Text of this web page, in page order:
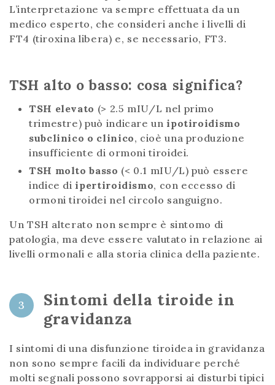
L’interpretazione va sempre effettuata da un
medico esperto, che consideri anche i livelli di
FT4 (tiroxina libera) e, se necessario, FT3.
TSH alto o basso: cosa significa?
TSH elevato (> 2.5 mIU/L nel primo
trimestre) può indicare un ipotiroidismo
subclinico o clinico, cioè una produzione
insufficiente di ormoni tiroidei.
TSH molto basso (< 0.1 mIU/L) può essere
indice di ipertiroidismo, con eccesso di
ormoni tiroidei nel circolo sanguigno.
Un TSH alterato non sempre è sintomo di
patologia, ma deve essere valutato in relazione ai
livelli ormonali e alla storia clinica della paziente.
3
Sintomi della tiroide in
gravidanza
I sintomi di una disfunzione tiroidea in gravidanza
non sono sempre facili da individuare perché
molti segnali possono sovrapporsi ai disturbi tipici